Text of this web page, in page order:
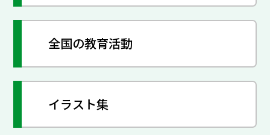
全国の教育活動
イラスト集